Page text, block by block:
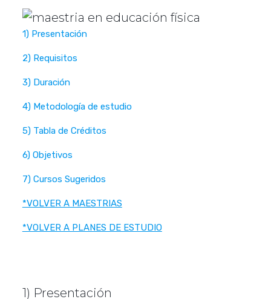
1) Presentación
2) Requisitos
3) Duración
4) Metodología de estudio
5) Tabla de Créditos
6) Objetivos
7) Cursos Sugeridos
*VOLVER A MAESTRIAS
*VOLVER A PLANES DE ESTUDIO
1) Presentación